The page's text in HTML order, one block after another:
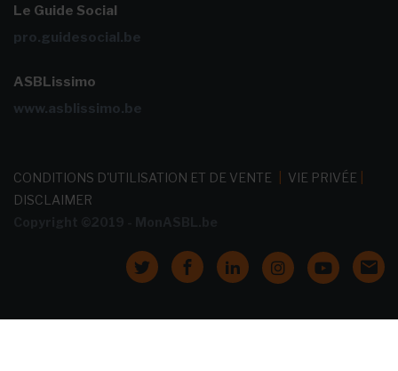
Le Guide Social
pro.guidesocial.be
ASBLissimo
www.asblissimo.be
CONDITIONS D'UTILISATION ET DE VENTE VIE PRIVÉE
DISCLAIMER